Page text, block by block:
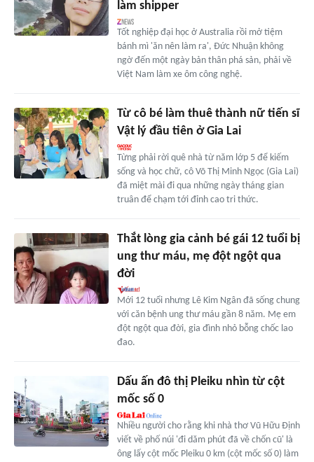
làm shipper
Tốt nghiệp đại học ở Australia rồi mở tiệm
bánh mì 'ăn nên làm ra', Đức Nhuận không
ngờ đến một ngày bản thân phá sản, phải về
Việt Nam làm xe ôm công nghệ.
Từ cô bé làm thuê thành nữ tiến sĩ
Vật lý đầu tiên ở Gia Lai
Từng phải rời quê nhà từ năm lớp 5 để kiếm
sống và học chữ, cô Võ Thị Minh Ngọc (Gia Lai)
đã miệt mài đi qua những ngày tháng gian
truân để chạm tới đỉnh cao tri thức.
Thắt lòng gia cảnh bé gái 12 tuổi bị
ung thư máu, mẹ đột ngột qua
đời
Mới 12 tuổi nhưng Lê Kim Ngân đã sống chung
với căn bệnh ung thư máu gần 8 năm. Mẹ em
đột ngột qua đời, gia đình nhỏ bỗng chốc lao
đao.
Dấu ấn đô thị Pleiku nhìn từ cột
mốc số 0
Nhiều người cho rằng khi nhà thơ Vũ Hữu Định
viết về phố núi 'đi dăm phút đã về chốn cũ' là
ông lấy cột mốc Pleiku 0 km (cột mốc số 0) làm